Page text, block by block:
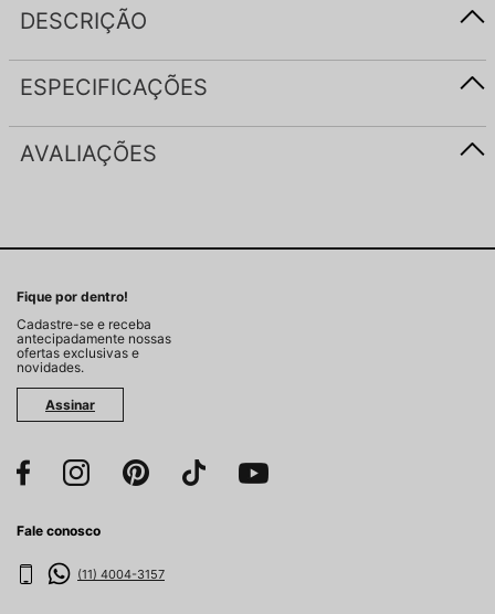
DESCRIÇÃO
ESPECIFICAÇÕES
AVALIAÇÕES
Fique por dentro!
Cadastre-se e receba
antecipadamente nossas
ofertas exclusivas e
novidades.
Assinar
Fale conosco
(11) 4004-3157